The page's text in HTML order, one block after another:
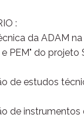
:
da ADAM
do projeto
de estudos
de